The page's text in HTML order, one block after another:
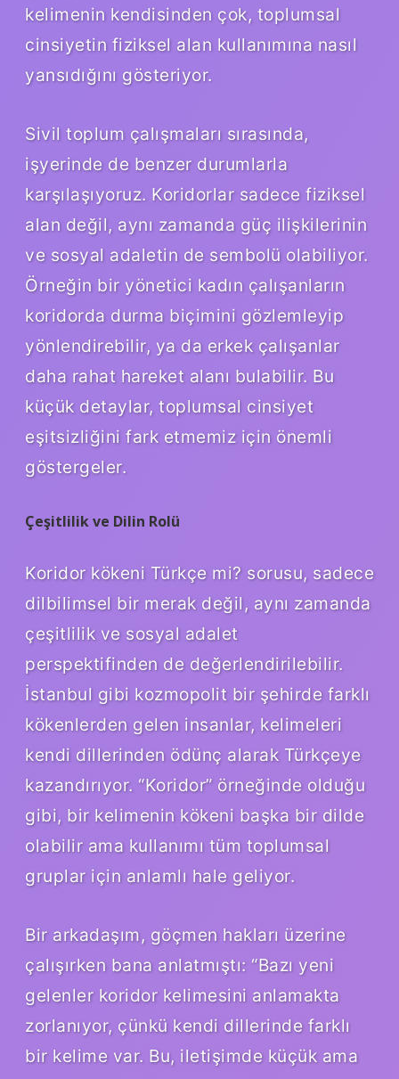
kelimenin kendisinden çok, toplumsal
cinsiyetin fiziksel alan kullanımına nasıl
yansıdığını gösteriyor.
Sivil toplum çalışmaları sırasında,
işyerinde de benzer durumlarla
karşılaşıyoruz. Koridorlar sadece fiziksel
alan değil, aynı zamanda güç ilişkilerinin
ve sosyal adaletin de sembolü olabiliyor.
Örneğin bir yönetici kadın çalışanların
koridorda durma biçimini gözlemleyip
yönlendirebilir, ya da erkek çalışanlar
daha rahat hareket alanı bulabilir. Bu
küçük detaylar, toplumsal cinsiyet
eşitsizliğini fark etmemiz için önemli
göstergeler.
Çeşitlilik ve Dilin Rolü
Koridor kökeni Türkçe mi? sorusu, sadece
dilbilimsel bir merak değil, aynı zamanda
çeşitlilik ve sosyal adalet
perspektifinden de değerlendirilebilir.
İstanbul gibi kozmopolit bir şehirde farklı
kökenlerden gelen insanlar, kelimeleri
kendi dillerinden ödünç alarak Türkçeye
kazandırıyor. “Koridor” örneğinde olduğu
gibi, bir kelimenin kökeni başka bir dilde
olabilir ama kullanımı tüm toplumsal
gruplar için anlamlı hale geliyor.
Bir arkadaşım, göçmen hakları üzerine
çalışırken bana anlatmıştı: “Bazı yeni
gelenler koridor kelimesini anlamakta
zorlanıyor, çünkü kendi dillerinde farklı
bir kelime var. Bu, iletişimde küçük ama